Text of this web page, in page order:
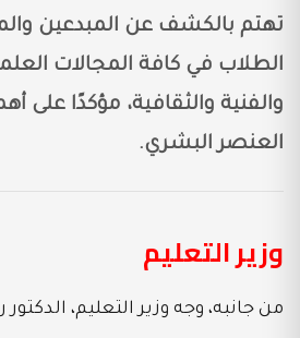
تهتم بالكشف عن المبدعين
الطلاب في كافة المجالات
والفنية والثقافية، مؤكدًا على
العنصر البشري.
وزير التعليم
من جانبه، وجه وزير التعليم،